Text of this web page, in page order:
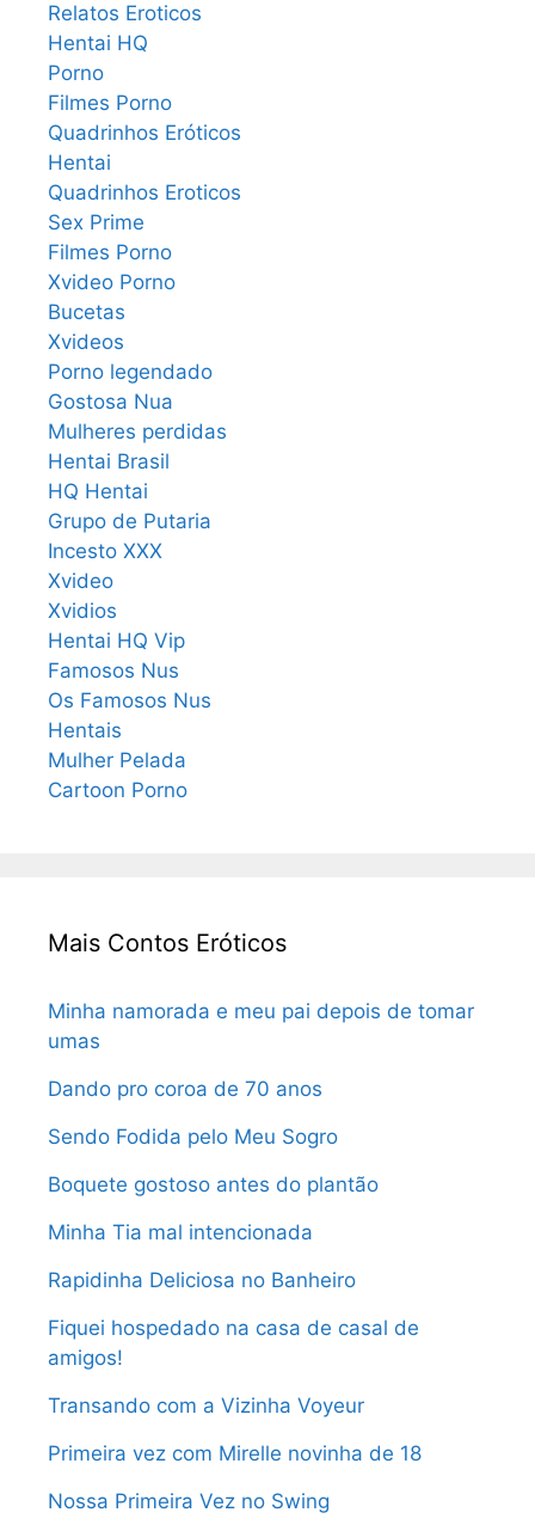
Relatos Eroticos
Hentai HQ
Porno
Filmes Porno
Quadrinhos Eróticos
Hentai
Quadrinhos Eroticos
Sex Prime
Filmes Porno
Xvideo Porno
Bucetas
Xvideos
Porno legendado
Gostosa Nua
Mulheres perdidas
Hentai Brasil
HQ Hentai
Grupo de Putaria
Incesto XXX
Xvideo
Xvidios
Hentai HQ Vip
Famosos Nus
Os Famosos Nus
Hentais
Mulher Pelada
Cartoon Porno
Mais Contos Eróticos
Minha namorada e meu pai depois de tomar
umas
Dando pro coroa de 70 anos
Sendo Fodida pelo Meu Sogro
Boquete gostoso antes do plantão
Minha Tia mal intencionada
Rapidinha Deliciosa no Banheiro
Fiquei hospedado na casa de casal de
amigos!
Transando com a Vizinha Voyeur
Primeira vez com Mirelle novinha de 18
Nossa Primeira Vez no Swing